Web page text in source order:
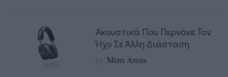
Ακουστικά Που Περνάνε Τον
Ήχο Σε Άλλη Διάσταση
by Mens Arena